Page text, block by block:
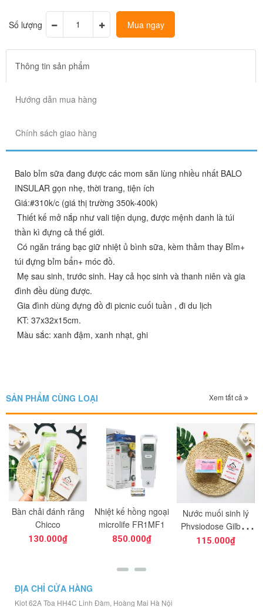
Số lượng Mua ngay
Thông tin sản phẩm
Hướng dẫn mua hàng
Chính sách giao hàng
Balo bỉm sữa đang được các mom săn lùng nhiều nhất BALO
INSULAR gọn nhẹ, thời trang, tiện ích
Giá:#310k/c (giá thị trường 350k-400k)
Thiết kế mở nắp như vali tiện dụng, được mệnh danh là túi
thần kì đựng cả thế giới.
Có ngăn tráng bạc giữ nhiệt ủ bình sữa, kèm thảm thay Bỉm+
túi đựng bỉm bẩn+ móc đồ.
Mẹ sau sinh, trước sinh. Hay cả học sinh và thanh niên và gia
đình đều dùng được.
Gia đình dùng đựng đồ đi picnic cuối tuần , đi du lịch
KT: 37x32x15cm.
Màu sắc: xanh đậm, xanh nhạt, ghi
SẢN PHẨM CÙNG LOẠI Xem tất cả
Bàn chải đánh răng
Chicco
130.000₫
Nhiệt kế hồng ngoại
microlife FR1MF1
850.000₫
Nước muối sinh lý
Physiodose Gilbert
Pháp hồng 40 ống
115.000₫
ĐỊA CHỈ CỬA HÀNG
Kiot 62A Tòa HH4C Linh Đàm, Hoàng Mai Hà Nội